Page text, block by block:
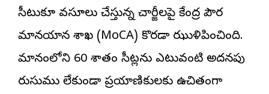
సీటుకూ వసూలు చేస్తున్న చార్జీలపై కేంద్ర పౌర
విమానయాన శాఖ (MoCA) కొరడా ఝుళిపించింది.
విమానంలోని 60 శాతం సీట్లను ఎటువంటి అదనపు
రుసుము లేకుండా ప్రయాణికులకు ఉచితంగా